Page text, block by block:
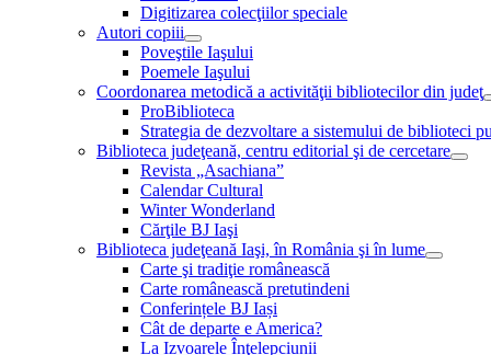
Digitizarea colecţiilor speciale
Autori copiii
Poveştile Iaşului
Poemele Iaşului
Coordonarea metodică a activităţii bibliotecilor din judeţ
ProBiblioteca
Strategia de dezvoltare a sistemului de biblioteci
Biblioteca judeţeană, centru editorial şi de cercetare
Revista „Asachiana”
Calendar Cultural
Winter Wonderland
Cărţile BJ Iaşi
Biblioteca judeţeană Iaşi, în România şi în lume
Carte şi tradiţie românească
Carte românească pretutindeni
Conferințele BJ Iași
Cât de departe e America?
La Izvoarele Înţelepciunii